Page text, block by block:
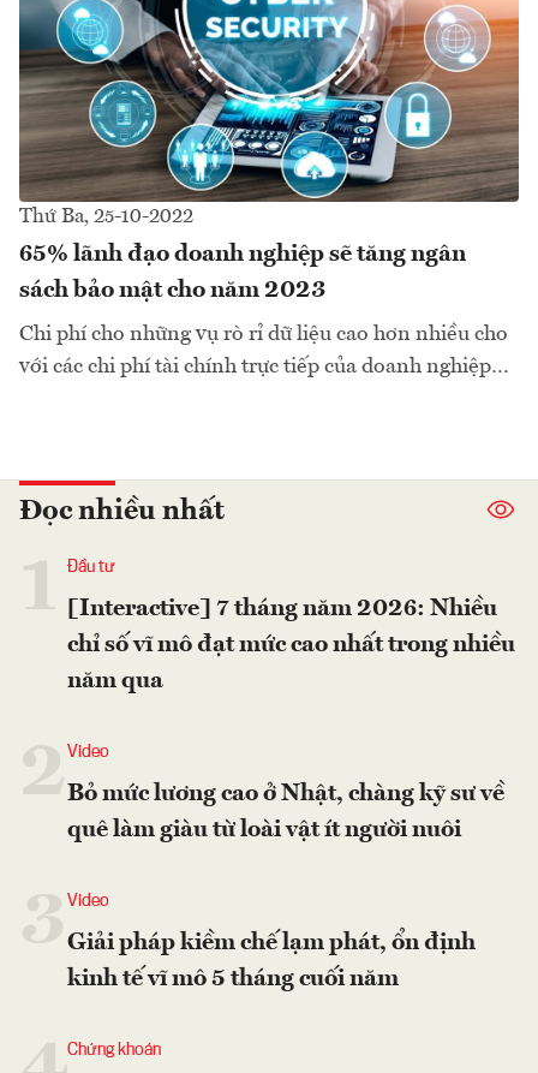
Thứ Ba, 25-10-2022
65% lãnh đạo doanh nghiệp sẽ tăng ngân
sách bảo mật cho năm 2023
Chi phí cho những vụ rò rỉ dữ liệu cao hơn nhiều cho
với các chi phí tài chính trực tiếp của doanh nghiệp…
Đọc nhiều nhất
Đầu tư
[Interactive] 7 tháng năm 2026: Nhiều
chỉ số vĩ mô đạt mức cao nhất trong nhiều
năm qua
2Video
Bỏ mức lương cao ở Nhật, chàng kỹ sư về
quê làm giàu từ loài vật ít người nuôi
Video
Giải pháp kiềm chế lạm phát, ổn định
kinh tế vĩ mô 5 tháng cuối năm
Chứng khoán